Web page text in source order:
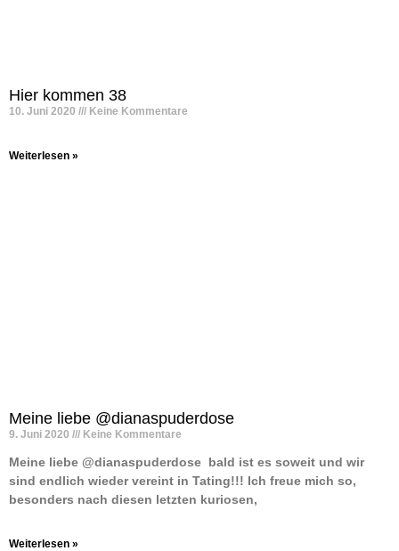
Hier kommen 38
10. Juni 2020 Keine Kommentare
Weiterlesen »
Meine liebe @dianaspuderdose
9. Juni 2020 Keine Kommentare
Meine liebe @dianaspuderdose ️ bald ist es soweit und wir
sind endlich wieder vereint in Tating!!! Ich freue mich so,
besonders nach diesen letzten kuriosen,
Weiterlesen »